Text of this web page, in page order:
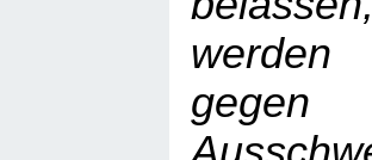
werden
gegen